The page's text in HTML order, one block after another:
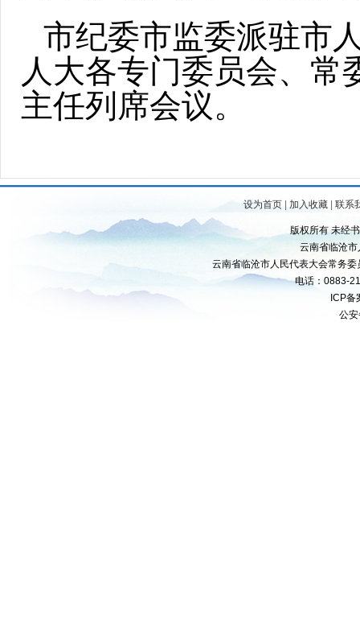
市纪委市监委派驻市
人大各专门委员会、
主任列席会议。
设为首页 加入收藏 联系
版权所有 未经
云南省临沧
云南省临沧市人民代表大会常务
电话：0883-
ICP备
公